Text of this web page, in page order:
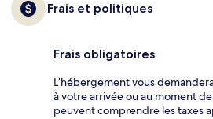
Frais et politiques
Frais obligatoires
L’hébergement vous
à votre arrivée ou au moment
peuvent comprendre les taxes